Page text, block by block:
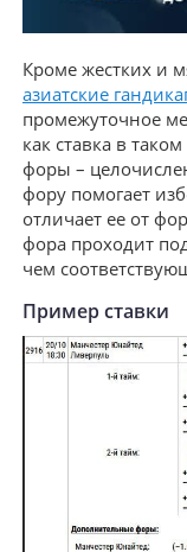
Кроме жестких и
азиатские
промежуточное
как ставка в
форы –
фору помогает
отличает ее от
фора проходит
чем
Пример ставки